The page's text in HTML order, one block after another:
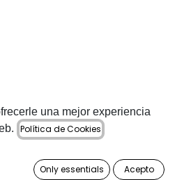
una mejor experiencia
Política de Cookies
Only essentials Acepto